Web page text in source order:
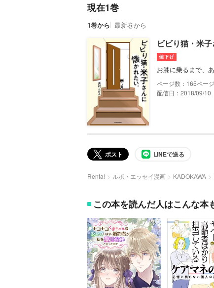
現在1巻
1巻から 最新巻から
ビビり猫・米子
お膝に乗るまで、
165
配信日：2018/09/10
ポスト LINEで送る
Renta! ルポ・エッセイ漫画 KADOKAWA
この本を読んだ人はこんな本